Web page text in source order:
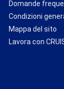
Domande
Condizioni
Mappa del sito
Lavora con